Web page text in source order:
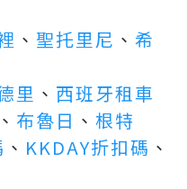
、 聖托里尼 、 希
里 、 西班牙租車
、 布魯日 、 根特
、 KKDAY折扣碼 、